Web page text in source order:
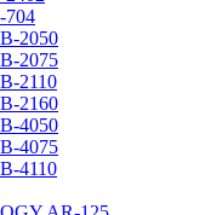
704
2050
2075
2110
2160
4050
4075
4110